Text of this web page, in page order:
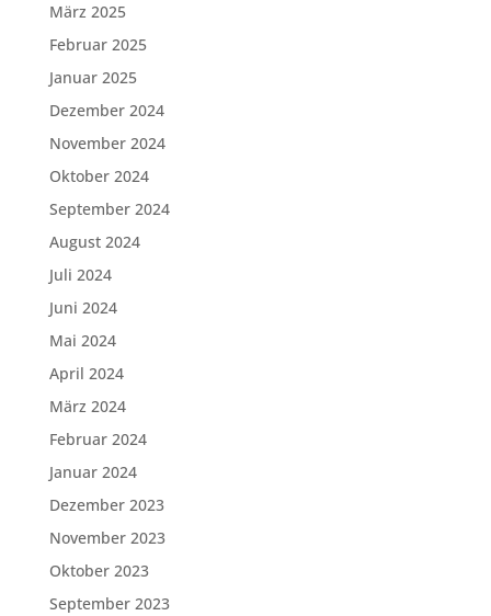
März 2025
Februar 2025
Januar 2025
Dezember 2024
November 2024
Oktober 2024
September 2024
August 2024
Juli 2024
Juni 2024
Mai 2024
April 2024
März 2024
Februar 2024
Januar 2024
Dezember 2023
November 2023
Oktober 2023
September 2023